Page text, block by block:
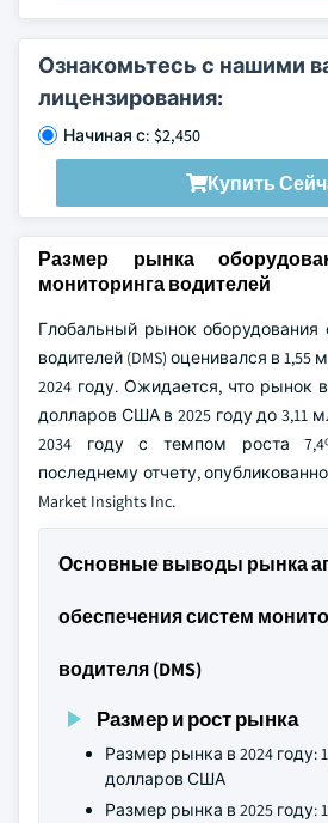
Ознакомьтесь с нашими
лицензирования:
Начиная с: $2,450
Купить
Размер рынка
мониторинга водителей
Глобальный рынок оборудования
водителей (DMS) оценивался в
2024 году. Ожидается, что рынок
долларов США в 2025 году до 3,11
2034 году с темпом роста
последнему отчету,
Market Insights Inc.
Основные выводы рынка
обеспечения систем
водителя (DMS)
Размер и рост рынка
Размер рынка в 2024 году:
долларов США
Размер рынка в 2025 году: